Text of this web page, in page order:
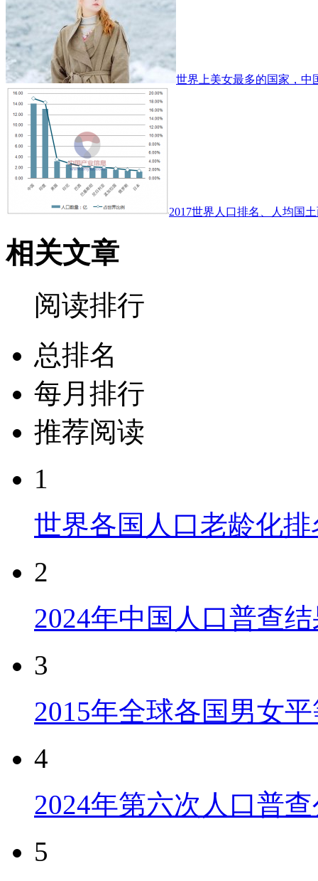
世界上美女最多的国家，中
2017世界人口排名、人均国
相关文章
阅读排行
总排名
每月排行
推荐阅读
1
世界各国人口老龄化
2
2024年中国人口普查
3
2015年全球各国男女
4
2024年第六次人口普
5